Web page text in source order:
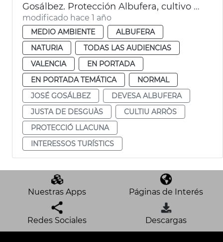
Gosálbez. Protección Albufera, cultivo arroz e intereses turísticos
modificado hace 1 año
MEDIO AMBIENTE
ALBUFERA
NATURIA
TODAS LAS AUDIENCIAS
VALENCIA
EN PORTADA
EN PORTADA TEMÁTICA
NORMAL
JOSÉ GOSÁLBEZ
DEVESA ALBUFERA
JUSTA DE DESGUÀS
CULTIU ARRÒS
PROTECCIÓ LLACUNA
INTERESSOS TURÍSTICS
Nuestras Apps Páginas de Interés
Redes Sociales Descargas